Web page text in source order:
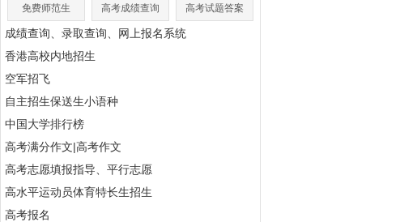
免费师范生 高考成绩查询 高考试题答案
成绩查询、录取查询、网上报名系统
香港高校内地招生
空军招飞
自主招生保送生小语种
中国大学排行榜
高考满分作文|高考作文
高考志愿填报指导、平行志愿
高水平运动员体育特长生招生
高考报名